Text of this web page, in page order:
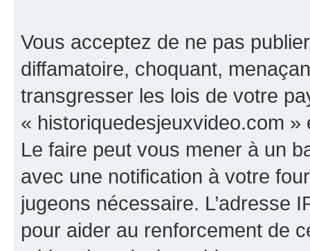
Vous acceptez de ne pas
diffamatoire, choquant,
transgresser les lois de votre
« historiquedesjeuxvideo.com
Le faire peut vous mener à un
avec une notification à votre
jugeons nécessaire. L’adresse
pour aider au renforcement de